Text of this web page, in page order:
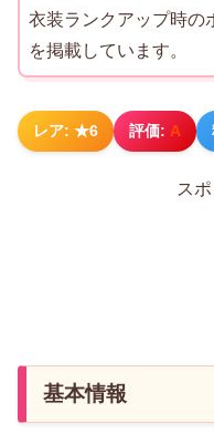
衣装ランクアップ時の
を掲載しています。
レア: ★6 評価: A
ス
基本情報